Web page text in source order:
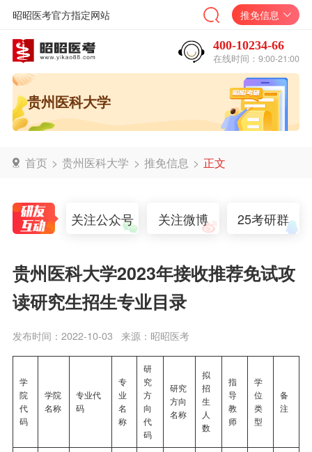
昭昭医考官方指定网站 推免信息
400-10234-66
在线时间：9:00-21:00
贵州医科大学
首页 > 贵州医科大学 > 推免信息 > 正文
关注公众号 关注微博 25考研群
贵州医科大学2023年接收推荐免试攻
读研究生招生专业目录
发布时间：2022-10-03 来源：昭昭医考
学
院
代
码
学院
名称
专业代
码
专
业
名
称
研
究
方
向
代
码
研究
方向
名称
拟
招
生
人
数
指
导
教
师
学
位
类
型
备
注